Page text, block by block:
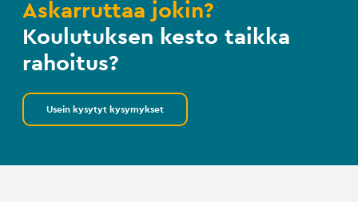
Askarruttaa jokin?
Koulutuksen kesto taikka
rahoitus?
Usein kysytyt kysymykset